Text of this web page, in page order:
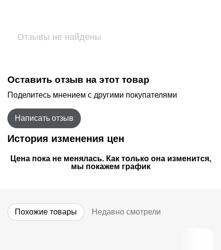
Отзывы не найдены
Оставить отзыв на этот товар
Поделитесь мнением с другими покупателями
Написать отзыв
История изменения цен
Цена пока не менялась. Как только она изменится,
мы покажем график
Похожие товары Недавно смотрели